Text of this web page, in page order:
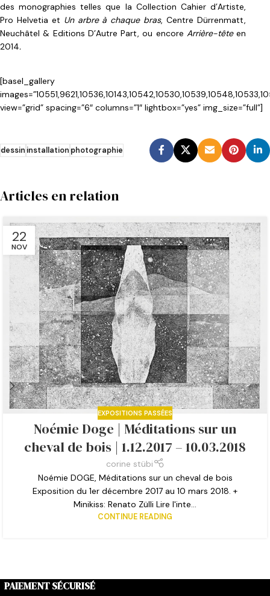
des monographies telles que la Collection Cahier d’Artiste,
Pro Helvetia et Un arbre à chaque bras, Centre Dürrenmatt,
Neuchâtel & Editions D’Autre Part, ou encore Arrière-tête en
2014.
[basel_gallery
view=”grid” spacing=”6″ columns=”1″ lightbox=”yes” img_size=”full”]
dessininstallationphotographie
Articles en relation
22
NOV
EXPOSITIONS PASSÉES
Noémie Doge | Méditations sur un
cheval de bois | 1.12.2017 – 10.03.2018
corine stübi
Noémie DOGE, Méditations sur un cheval de bois
Exposition du 1er décembre 2017 au 10 mars 2018. +
Minikiss: Renato Zülli Lire l'inte...
CONTINUE READING
PAIEMENT SÉCURISÉ